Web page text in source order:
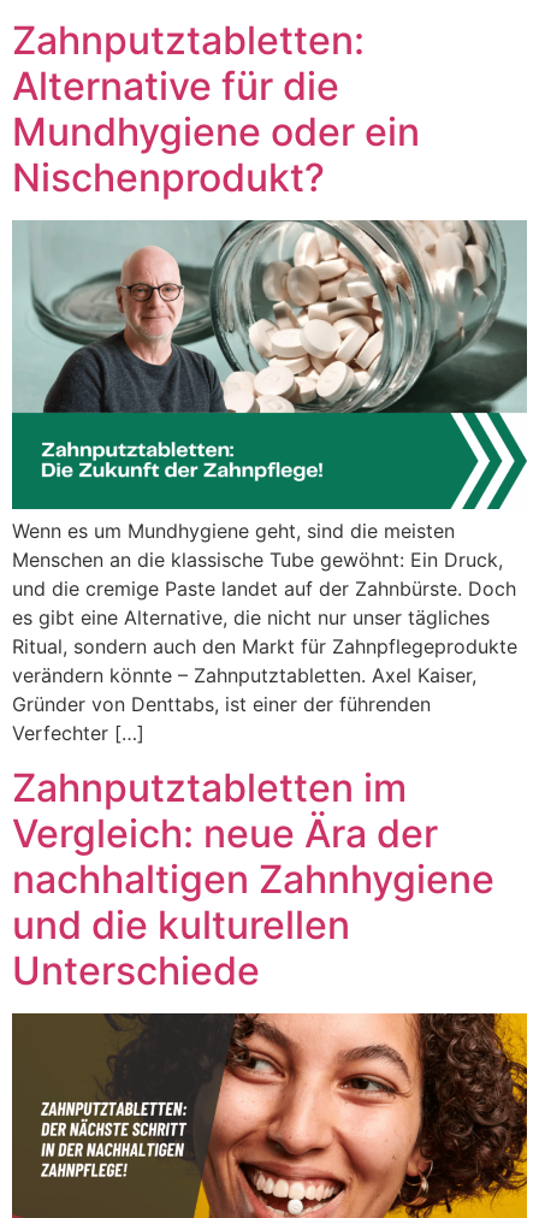
Zahnputztabletten:
Alternative für die
Mundhygiene oder ein
Nischenprodukt?
Wenn es um Mundhygiene geht, sind die meisten
Menschen an die klassische Tube gewöhnt: Ein Druck,
und die cremige Paste landet auf der Zahnbürste. Doch
es gibt eine Alternative, die nicht nur unser tägliches
Ritual, sondern auch den Markt für Zahnpflegeprodukte
verändern könnte – Zahnputztabletten. Axel Kaiser,
Gründer von Denttabs, ist einer der führenden
Verfechter […]
Zahnputztabletten im
Vergleich: neue Ära der
nachhaltigen Zahnhygiene
und die kulturellen
Unterschiede